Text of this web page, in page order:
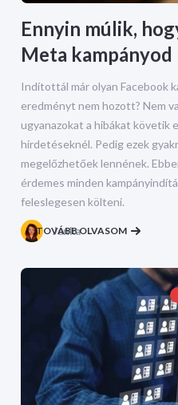
Ennyin múlik,
Meta kampányod
Indítottál már olyan Facebook
eredményt nem hozott? Nem
ugyanazokat a hibákat követik
hirdetéseknél. Pedig ezek
megelőzhetőek lennének.
érdemes minden
feleslegesen költeni.
Janka
TOVÁBB OLVASOM